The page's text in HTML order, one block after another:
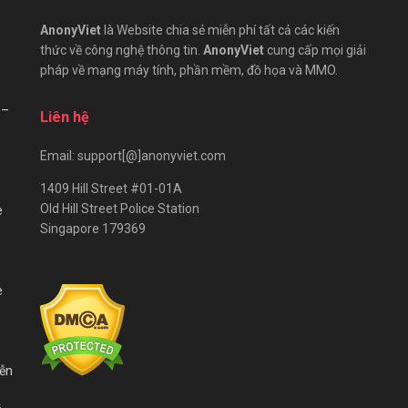
AnonyVietlà Website chia sẻ miễn phí tất cả các kiến
thức về công nghệ thông tin. AnonyViet cung cấp mọi giải
pháp về mạng máy tính, phần mềm, đồ họa và MMO.
Liên hệ
Email: support[@]anonyviet.com
1409 Hill Street #01-01A
Old Hill Street Police Station
Singapore 179369